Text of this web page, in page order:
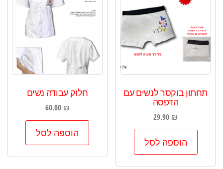
תחתון בוקסר לנשים עם
הדפסה
29.90 ₪
הוספה לסל
חלוק עבודה נשים
60.00 ₪
הוספה לסל